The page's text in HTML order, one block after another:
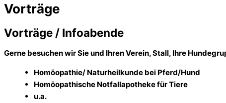
Vorträge
Vorträge / Infoabende
Gerne besuchen wir Sie und Ihren Verein, Stall, Ihre
Homöopathie/ Naturheilkunde bei Pferd/Hund
Homöopathische Notfallapotheke für Tiere
u.a.